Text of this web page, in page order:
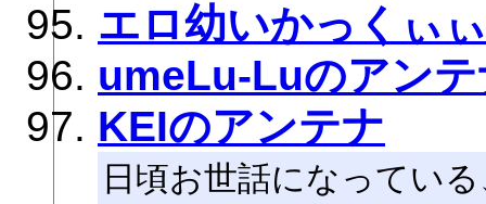
エロ幼いかっくぃぃ
umeLu-Luのアンテ
KEIのアンテナ
日頃お世話になってい